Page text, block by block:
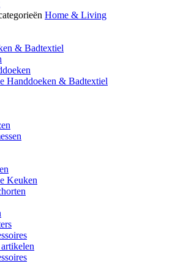
Home & Living
& Badtextiel
Handdoeken & Badtextiel
Keuken